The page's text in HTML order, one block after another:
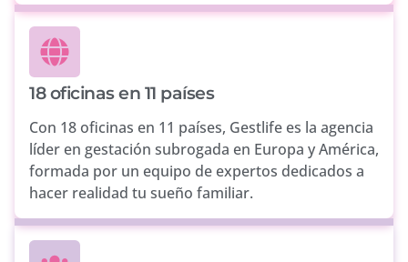
18 oficinas en 11 países
Con 18 oficinas en 11 países, Gestlife es la agencia
líder en gestación subrogada en Europa y América,
formada por un equipo de expertos dedicados a
hacer realidad tu sueño familiar.